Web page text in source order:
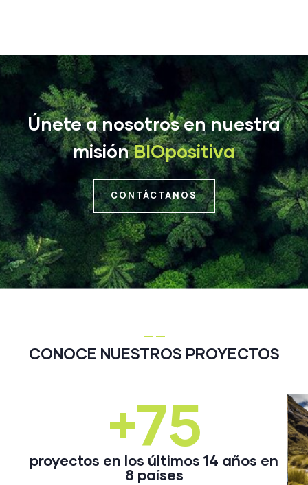
Únete a nosotros en nuestra
misiónBIOpositiva
CONTÁCTANOS
CONOCE NUESTROS PROYECTOS
+75
proyectos en los últimos 14 años en
8 países